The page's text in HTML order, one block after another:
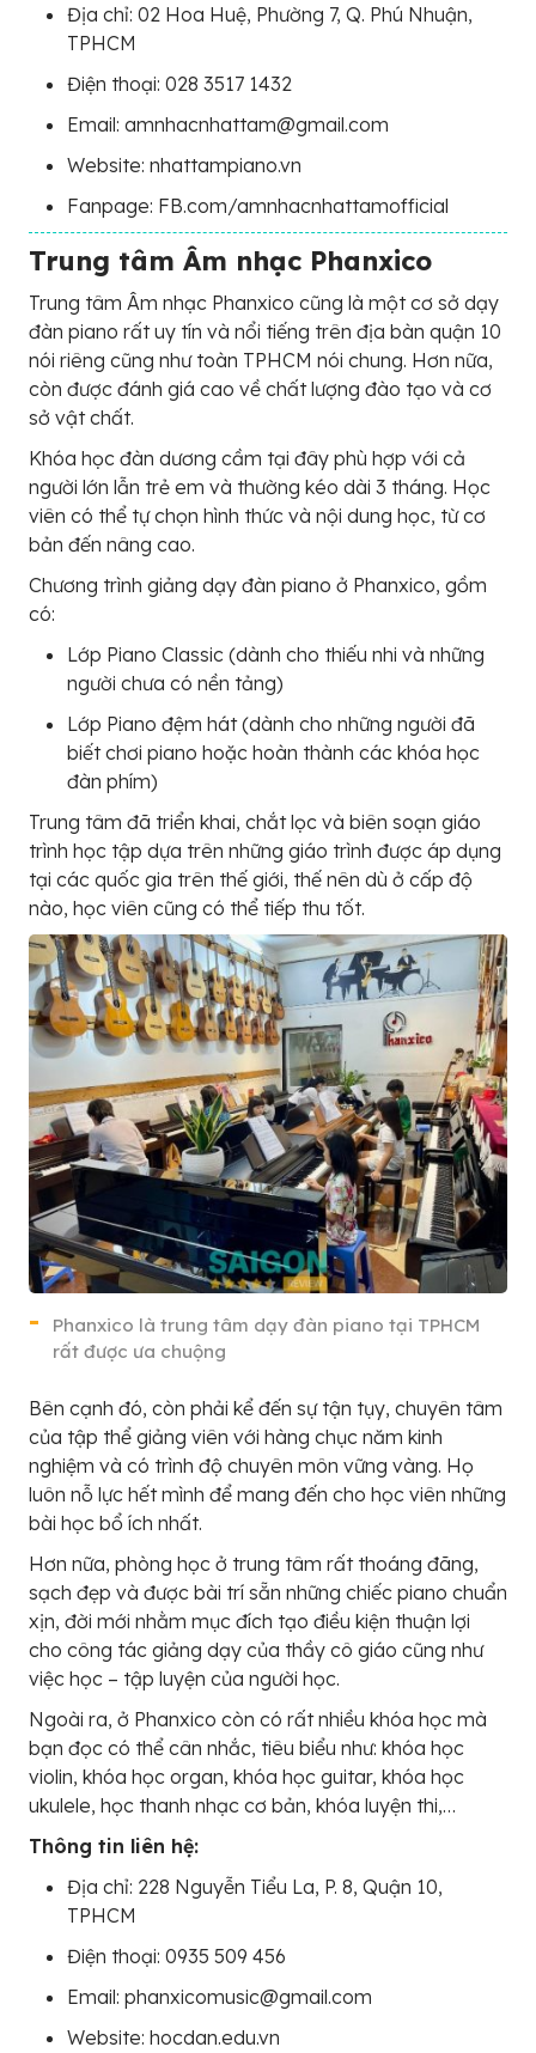
Địa chỉ: 02 Hoa Huệ, Phường 7, Q. Phú Nhuận,
TPHCM
Điện thoại: 028 3517 1432
Email: amnhacnhattam@gmail.com
Website: nhattampiano.vn
Fanpage: FB.com/amnhacnhattamofficial
Trung tâm Âm nhạc Phanxico
Trung tâm Âm nhạc Phanxico cũng là một cơ sở dạy
đàn piano rất uy tín và nổi tiếng trên địa bàn quận 10
nói riêng cũng như toàn TPHCM nói chung. Hơn nữa,
còn được đánh giá cao về chất lượng đào tạo và cơ
sở vật chất.
Khóa học đàn dương cầm tại đây phù hợp với cả
người lớn lẫn trẻ em và thường kéo dài 3 tháng. Học
viên có thể tự chọn hình thức và nội dung học, từ cơ
bản đến nâng cao.
Chương trình giảng dạy đàn piano ở Phanxico, gồm
có:
Lớp Piano Classic (dành cho thiếu nhi và những
người chưa có nền tảng)
Lớp Piano đệm hát (dành cho những người đã
biết chơi piano hoặc hoàn thành các khóa học
đàn phím)
Trung tâm đã triển khai, chắt lọc và biên soạn giáo
trình học tập dựa trên những giáo trình được áp dụng
tại các quốc gia trên thế giới, thế nên dù ở cấp độ
nào, học viên cũng có thể tiếp thu tốt.
Phanxico là trung tâm dạy đàn piano tại TPHCM
rất được ưa chuộng
Bên cạnh đó, còn phải kể đến sự tận tụy, chuyên tâm
của tập thể giảng viên với hàng chục năm kinh
nghiệm và có trình độ chuyên môn vững vàng. Họ
luôn nỗ lực hết mình để mang đến cho học viên những
bài học bổ ích nhất.
Hơn nữa, phòng học ở trung tâm rất thoáng đãng,
sạch đẹp và được bài trí sẵn những chiếc piano chuẩn
xịn, đời mới nhằm mục đích tạo điều kiện thuận lợi
cho công tác giảng dạy của thầy cô giáo cũng như
việc học – tập luyện của người học.
Ngoài ra, ở Phanxico còn có rất nhiều khóa học mà
bạn đọc có thể cân nhắc, tiêu biểu như: khóa học
violin, khóa học organ, khóa học guitar, khóa học
ukulele, học thanh nhạc cơ bản, khóa luyện thi,…
Thông tin liên hệ:
Địa chỉ: 228 Nguyễn Tiểu La, P. 8, Quận 10,
TPHCM
Điện thoại: 0935 509 456
Email: phanxicomusic@gmail.com
Website: hocdan.edu.vn